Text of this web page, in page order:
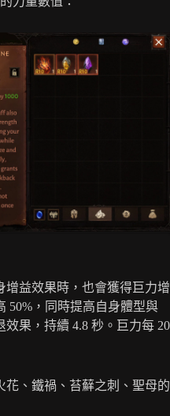
增益效果時，也會獲得巨力增
50%，同時提高自身體型與
果，持續 4.8 秒。巨力每 20
花、鐵禍、苔蘚之刺、聖母的